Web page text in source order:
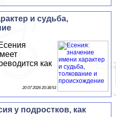
и судьба,
как
20 07 2026 20:38:53
у подростков, как